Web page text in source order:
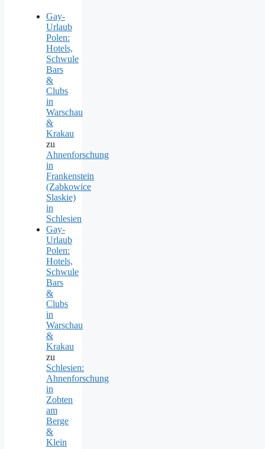
Gay-
Urlaub
Polen:
Hotels,
Schwule
Bars
&
Clubs
in
Warschau
&
Krakau
zu
Ahnenforschung
in
Frankenstein
(Zabkowice
Slaskie)
in
Schlesien
Gay-
Urlaub
Polen:
Hotels,
Schwule
Bars
&
Clubs
in
Warschau
&
Krakau
zu
Schlesien:
Ahnenforschung
in
Zobten
am
Berge
&
Klein